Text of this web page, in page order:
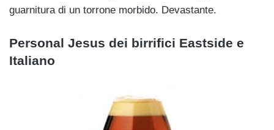
guarnitura di un torrone morbido. Devastante.
Personal Jesus dei birrifici Eastside e
Italiano